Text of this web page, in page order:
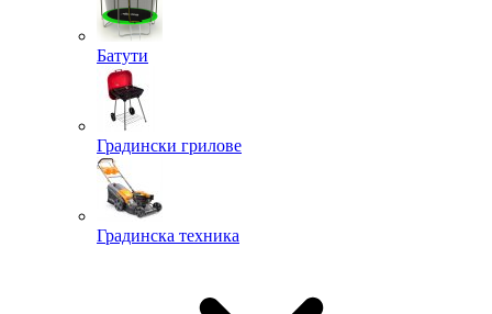
Батути
Градински грилове
Градинска техника